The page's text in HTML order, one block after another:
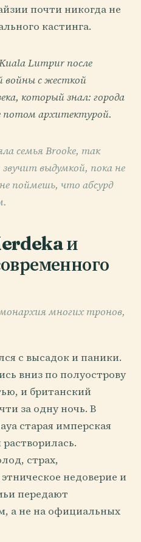
почти никогда не
кастинга.
Lumpur после
войны с жесткой
который знал: города
архитектурой.
семья Brooke, так
выдумкой, пока не
поймешь, что абсурд
и
многих тронов,
с высадок и паники.
вниз по полуострову
и британский
за одну ночь. В
старая имперская
страх,
недоверие и
передают
а не на официальных